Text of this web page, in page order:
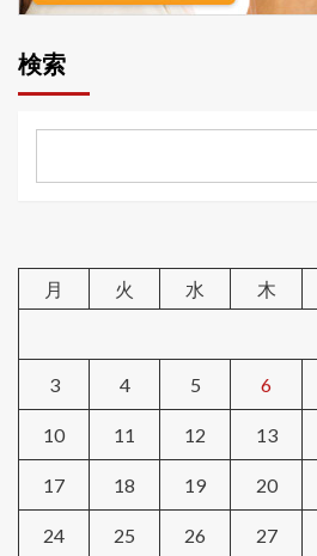
検索
月
火 水 木
3 4 5 6
10 11 12 13
17 18 19 20
24 25 26 27